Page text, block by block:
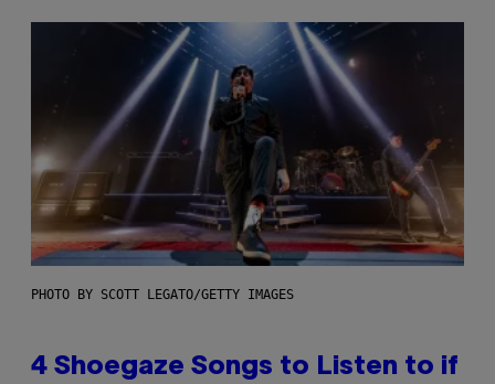
PHOTO BY SCOTT LEGATO/GETTY IMAGES
4 Shoegaze Songs to Listen to if